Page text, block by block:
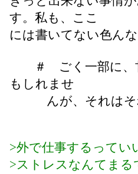
す。私も、ここ
には書いてない色ん
＃ ごく一部に、甘
もしれませ
んが、それはそ
>外で仕事するってい
>ストレスなんてま